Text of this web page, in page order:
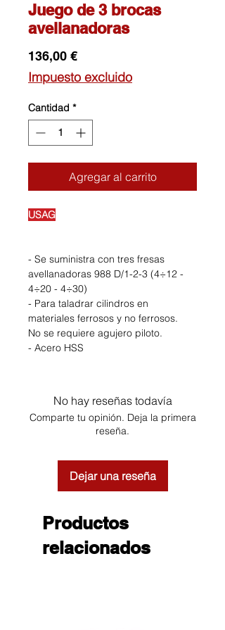
Juego de 3 brocas
avellanadoras
136,00 €Precio
Impuesto excluido
Cantidad *
Agregar al carrito
USAG
- Se suministra con tres fresas
avellanadoras 988 D/1-2-3 (4÷12 -
4÷20 - 4÷30)
- Para taladrar cilindros en
materiales ferrosos y no ferrosos.
No se requiere agujero piloto.
- Acero HSS
No hay reseñas todavía
Comparte tu opinión. Deja la primera
reseña.
Dejar una reseña
Productos
relacionados